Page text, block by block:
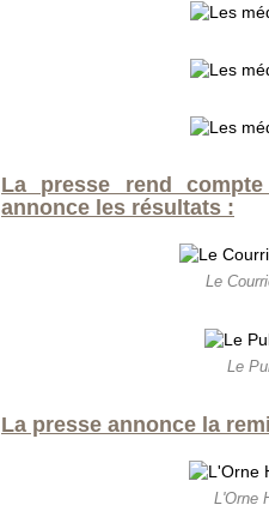
La presse rend
annonce les résultats :
Le
Le
La presse annonce la
L'Orne